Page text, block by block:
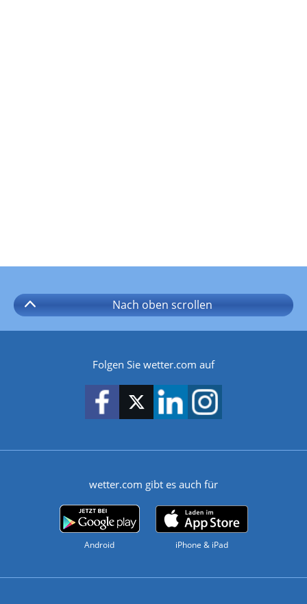
Nach oben scrollen
Folgen Sie wetter.com auf
wetter.com gibt es auch für
Android iPhone & iPad